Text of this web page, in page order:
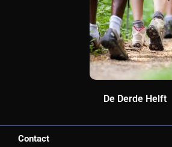
De Derde Helft
Contact